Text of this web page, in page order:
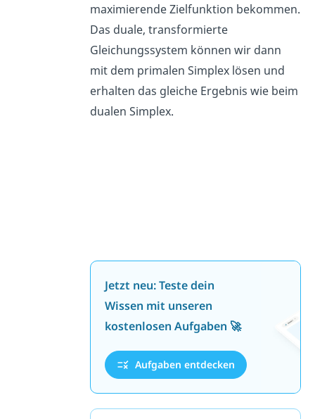
maximierende Zielfunktion bekommen.
Das duale, transformierte
Gleichungssystem können wir dann
mit dem primalen Simplex lösen und
erhalten das gleiche Ergebnis wie beim
dualen Simplex.
Jetzt neu: Teste dein
Wissen mit unseren
kostenlosen Aufgaben 🚀
Aufgaben entdecken